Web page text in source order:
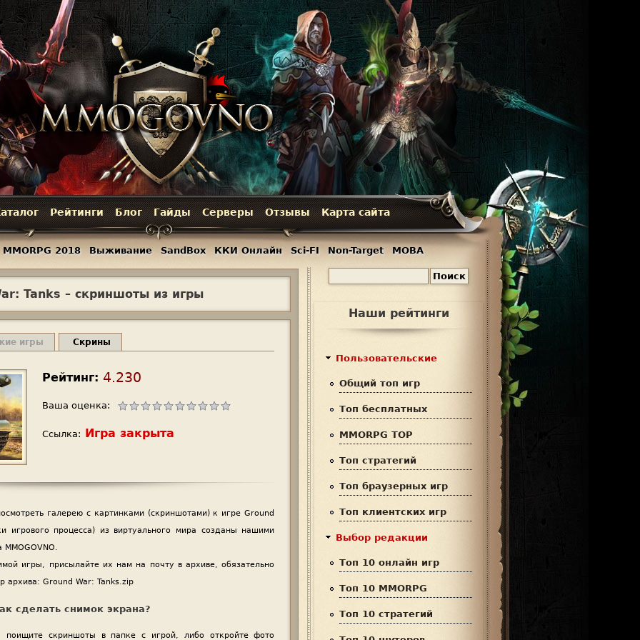
Jump to navigation
Tanks – скриншоты из игры
игры Скрины
Рейтинг: 4.230
Ваша оценка:
Ссылка: Игра закрыта
галерею с картинками (скриншотами) к игре Ground
игрового процесса) из виртуального мира созданы нашими
игры, присылайте их нам на почту в архиве, обязательно
архива: Ground War: Tanks.zip
сделать снимок экрана?
поищите скриншоты в папке с игрой, либо откройте фото
Рейтинги Блог Гайды Серверы Отзывы Карта сайта
MMORPG 2018 Выживание SandBox ККИ Онлайн Sci-FI Non-Target MOBA
Наши рейтинги
Пользовательские
Общий топ игр
Топ бесплатных
MMORPG TOP
Топ стратегий
Топ браузерных игр
Топ клиентских игр
Выбор редакции
Топ 10 онлайн игр
Топ 10 MMORPG
Топ 10 стратегий